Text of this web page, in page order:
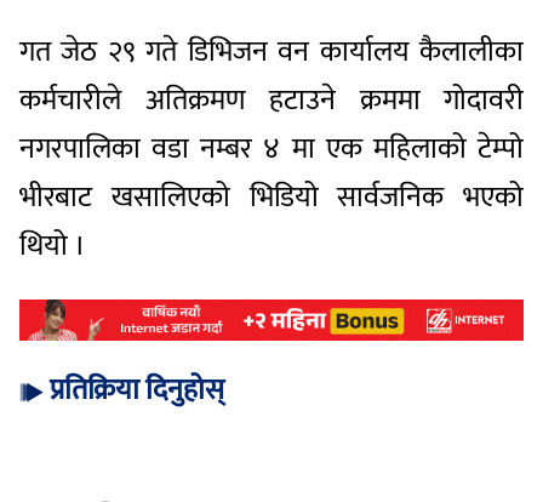
गत जेठ २९ गते डिभिजन वन कार्यालय कैलालीका
कर्मचारीले अतिक्रमण हटाउने क्रममा गोदावरी
नगरपालिका वडा नम्बर ४ मा एक महिलाको टेम्पो
भीरबाट खसालिएको भिडियो सार्वजनिक भएको
थियो ।
प्रतिक्रिया दिनुहोस्